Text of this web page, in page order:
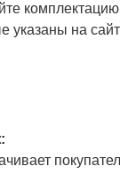
указаны на